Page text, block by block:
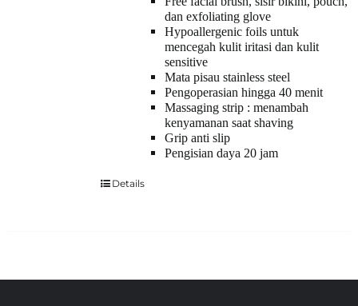
dan exfoliating glove
Hypoallergenic foils untuk
mencegah kulit iritasi dan kulit
sensitive
Mata pisau stainless steel
Pengoperasian hingga 40 menit
Massaging strip : menambah
kenyamanan saat shaving
Grip anti slip
Pengisian daya 20 jam
Details